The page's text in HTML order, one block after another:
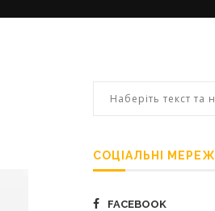
СОЦІАЛЬНІ МЕРЕЖІ
FACEBOOK